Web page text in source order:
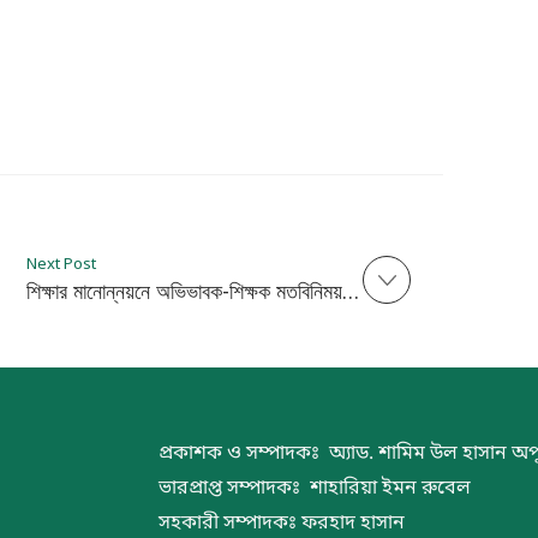
Next Post
শিক্ষার মানোন্নয়নে অভিভাবক-শিক্ষক মতবিনিময় সভা
প্রকাশক ও সম্পাদকঃ অ্যাড. শামিম উল হাসান
ভারপ্রাপ্ত সম্পাদকঃ শাহারিয়া ইমন রুবেল
সহকারী সম্পাদকঃ ফরহাদ হাসান